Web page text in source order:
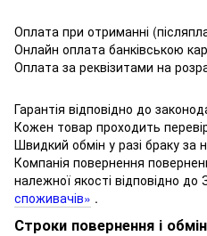
Оплата при отриманні
Онлайн оплата банківською
Оплата за реквізитами на
Гарантія відповідно до
Кожен товар проходить
Швидкий обмін у разі браку за
Компанія повернення
належної якості відповідно до
споживачів» .
Строки повернення і